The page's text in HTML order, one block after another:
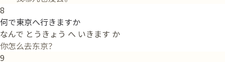
8
何で東京へ行きますか
なんで とうきょう へ いきます か
你怎么去东京？
9